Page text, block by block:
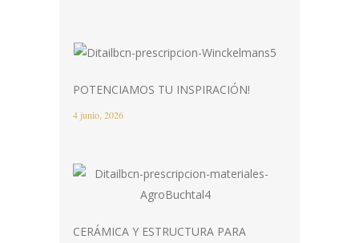
POTENCIAMOS TU INSPIRACIÓN!
4 junio, 2026
CERÁMICA Y ESTRUCTURA PARA